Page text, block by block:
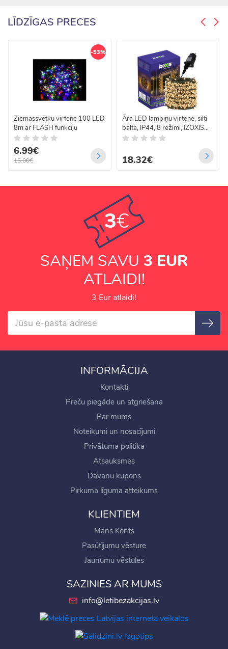
LĪDZĪGAS PRECES
-53%
Ziemassvētku virtene 100 LED
8m ar FLASH funkciju
6.99€
15.00€
Āra LED lampiņu virtene, silti
balta, IP44, 8 režīmi, IZOXIS
24898, 500 LED, 35 m
18.32€
3€
SAŅEM SAVU 3 EUR
ATLAIDI!
3 Eur atlaidi!
INFORMĀCIJA
Kontakti
Preču piegāde un atgriešana
Par mums
Noteikumi un nosacījumi
Privātuma politika
Atsauksmes
Dāvanu kupons
Pirkuma līguma atteikums
KLIENTIEM
Mans Konts
Pasūtījumu vēsture
Jaunumu vēstules
SAZINIES AR MUMS
info@letibezakcijas.lv